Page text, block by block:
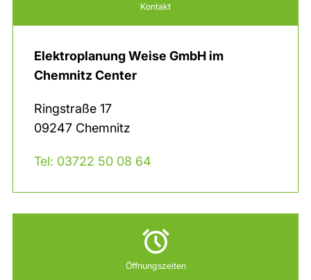
Kontakt
Elektroplanung Weise GmbH im
Chemnitz Center
Ringstraße 17
09247 Chemnitz
Tel: 03722 50 08 64
Öffnungszeiten